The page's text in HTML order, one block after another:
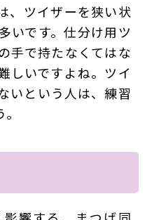
、ツイザーを狭い状
いです。仕分け用ツ
手で持たなくてはな
しいですよね。ツイ
いという人は、練習